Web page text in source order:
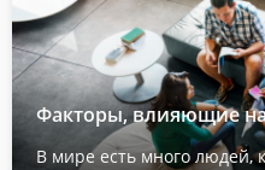
Факторы, влияющие
В мире есть много людей,